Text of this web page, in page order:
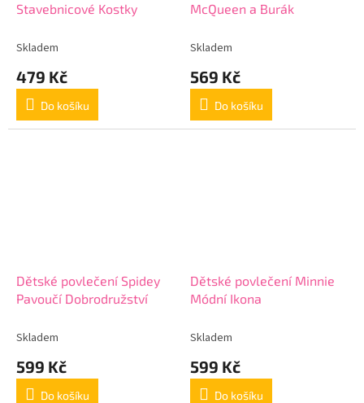
Stavebnicové Kostky
Skladem
479 Kč
Do košíku
McQueen a Burák
Skladem
569 Kč
Do košíku
Dětské povlečení Spidey
Pavoučí Dobrodružství
Skladem
599 Kč
Do košíku
Dětské povlečení Minnie
Módní Ikona
Skladem
599 Kč
Do košíku